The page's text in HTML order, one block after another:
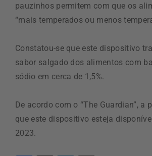
pauzinhos permitem com que os
“mais temperados ou menos
Constatou-se que este dispositivo
sabor salgado dos alimentos com
sódio em cerca de 1,5%.
De acordo com o “The Guardian”, a
que este dispositivo esteja
2023.